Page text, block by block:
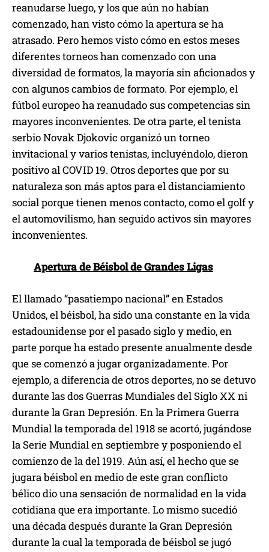
reanudarse luego, y los que aún no habían
comenzado, han visto cómo la apertura se ha
atrasado. Pero hemos visto cómo en estos meses
diferentes torneos han comenzado con una
diversidad de formatos, la mayoría sin aficionados y
con algunos cambios de formato. Por ejemplo, el
fútbol europeo ha reanudado sus competencias sin
mayores inconvenientes. De otra parte, el tenista
serbio Novak Djokovic organizó un torneo
invitacional y varios tenistas, incluyéndolo, dieron
positivo al COVID 19. Otros deportes que por su
naturaleza son más aptos para el distanciamiento
social porque tienen menos contacto, como el golf y
el automovilismo, han seguido activos sin mayores
inconvenientes.
Apertura de Béisbol de Grandes Ligas
El llamado “pasatiempo nacional” en Estados
Unidos, el béisbol, ha sido una constante en la vida
estadounidense por el pasado siglo y medio, en
parte porque ha estado presente anualmente desde
que se comenzó a jugar organizadamente. Por
ejemplo, a diferencia de otros deportes, no se detuvo
durante las dos Guerras Mundiales del Siglo XX ni
durante la Gran Depresión. En la Primera Guerra
Mundial la temporada del 1918 se acortó, jugándose
la Serie Mundial en septiembre y posponiendo el
comienzo de la del 1919. Aún así, el hecho que se
jugara béisbol en medio de este gran conflicto
bélico dio una sensación de normalidad en la vida
cotidiana que era importante. Lo mismo sucedió
una década después durante la Gran Depresión
durante la cual la temporada de béisbol se jugó